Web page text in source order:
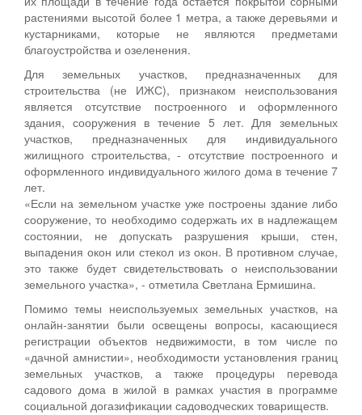
растениями высотой более 1 метра, а также деревьями и
кустарниками, которые не являются предметами
благоустройства и озеленения.
Для земельных участков, предназначенных для
строительства (не ИЖС), признаком неиспользования
является отсутствие построенного и оформленного
здания, сооружения в течение 5 лет. Для земельных
участков, предназначенных для индивидуального
жилищного строительства, - отсутствие построенного и
оформленного индивидуального жилого дома в течение 7
лет.
«Если на земельном участке уже построены здание либо
сооружение, то необходимо содержать их в надлежащем
состоянии, не допускать разрушения крыши, стен,
выпадения окон или стекол из окон. В противном случае,
это также будет свидетельствовать о неиспользовании
земельного участка», - отметила Светлана Ермишина.
Помимо темы неиспользуемых земельных участков, на
онлайн-занятии были освещены вопросы, касающиеся
регистрации объектов недвижимости, в том числе по
«дачной амнистии», необходимости установления границ
земельных участков, а также процедуры перевода
садового дома в жилой в рамках участия в программе
социальной догазификации садоводческих товариществ.